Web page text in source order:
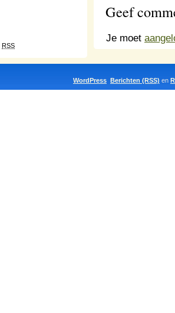
RSS
Geef
Je moet
WordPress Berichten (RSS) en